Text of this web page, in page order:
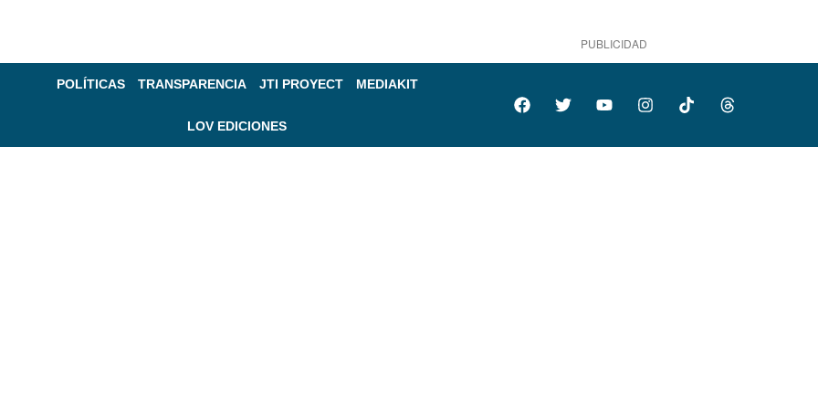
PUBLICIDAD
POLÍTICAS TRANSPARENCIA JTI PROYECT MEDIAKIT
LOV EDICIONES